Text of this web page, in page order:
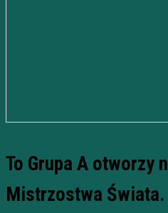
To Grupa A otworzy
Mistrzostwa Świata.